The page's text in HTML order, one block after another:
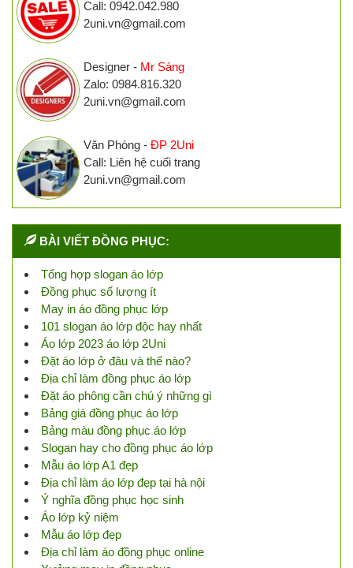
Call: 0942.042.980
2uni.vn@gmail.com
Designer - Mr Sáng
Zalo: 0984.816.320
2uni.vn@gmail.com
Văn Phòng - ĐP 2Uni
Call: Liên hệ cuối trang
2uni.vn@gmail.com
BÀI VIẾT ĐỒNG PHỤC:
Tổng hợp slogan áo lớp
Đồng phục số lượng ít
May in áo đồng phục lớp
101 slogan áo lớp độc hay nhất
Áo lớp 2023 áo lớp 2Uni
Đặt áo lớp ở đâu và thế nào?
Địa chỉ làm đồng phục áo lớp
Đặt áo phông cần chú ý những gì
Bảng giá đồng phục áo lớp
Bảng màu đồng phục áo lớp
Slogan hay cho đồng phục áo lớp
Mẫu áo lớp A1 đẹp
Địa chỉ làm áo lớp đẹp tại hà nội
Ý nghĩa đồng phục học sinh
Áo lớp kỷ niệm
Mẫu áo lớp đẹp
Địa chỉ làm áo đồng phục online